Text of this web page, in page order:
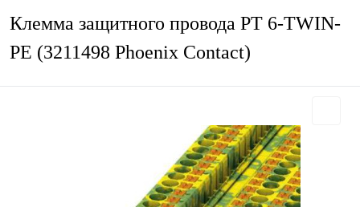
Клемма защитного провода PT 6-TWIN-
PE (3211498 Phoenix Contact)